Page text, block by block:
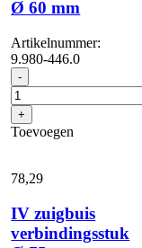
Ø 60 mm
Artikelnummer:
9.980-446.0
- IV
zuigbuis
verbindingsstuk
Ø
60
aantal
+
Toevoegen
78,29
IV zuigbuis
verbindingsstuk